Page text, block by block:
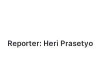
Reporter: Heri Prasetyo